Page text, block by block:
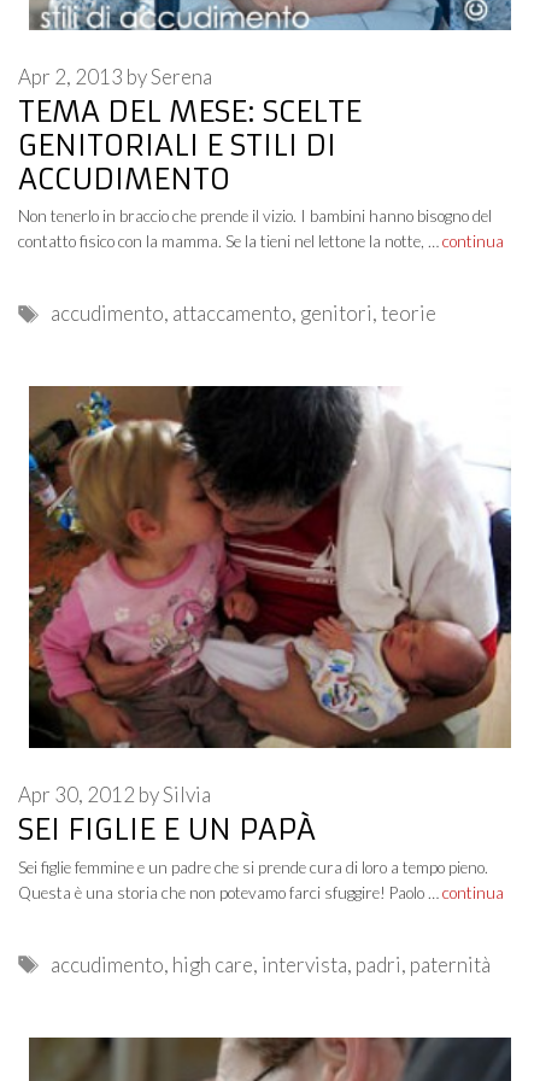
TEMA DEL MESE: SCELTE
GENITORIALI E STILI DI
ACCUDIMENTO
Apr 2, 2013 bySerena
Non tenerlo in braccio che prende il vizio. I bambini hanno bisogno del
contatto fisico con la mamma. Se la tieni nel lettone la notte, …continua
Tags
accudimento, attaccamento, genitori,teorie
SEI FIGLIE E UN PAPÀ
Apr 30, 2012 bySilvia
Sei figlie femmine e un padre che si prende cura di loro a tempo pieno.
Questa è una storia che non potevamo farci sfuggire! Paolo …continua
Tags
accudimento, high care, intervista, padri, paternità